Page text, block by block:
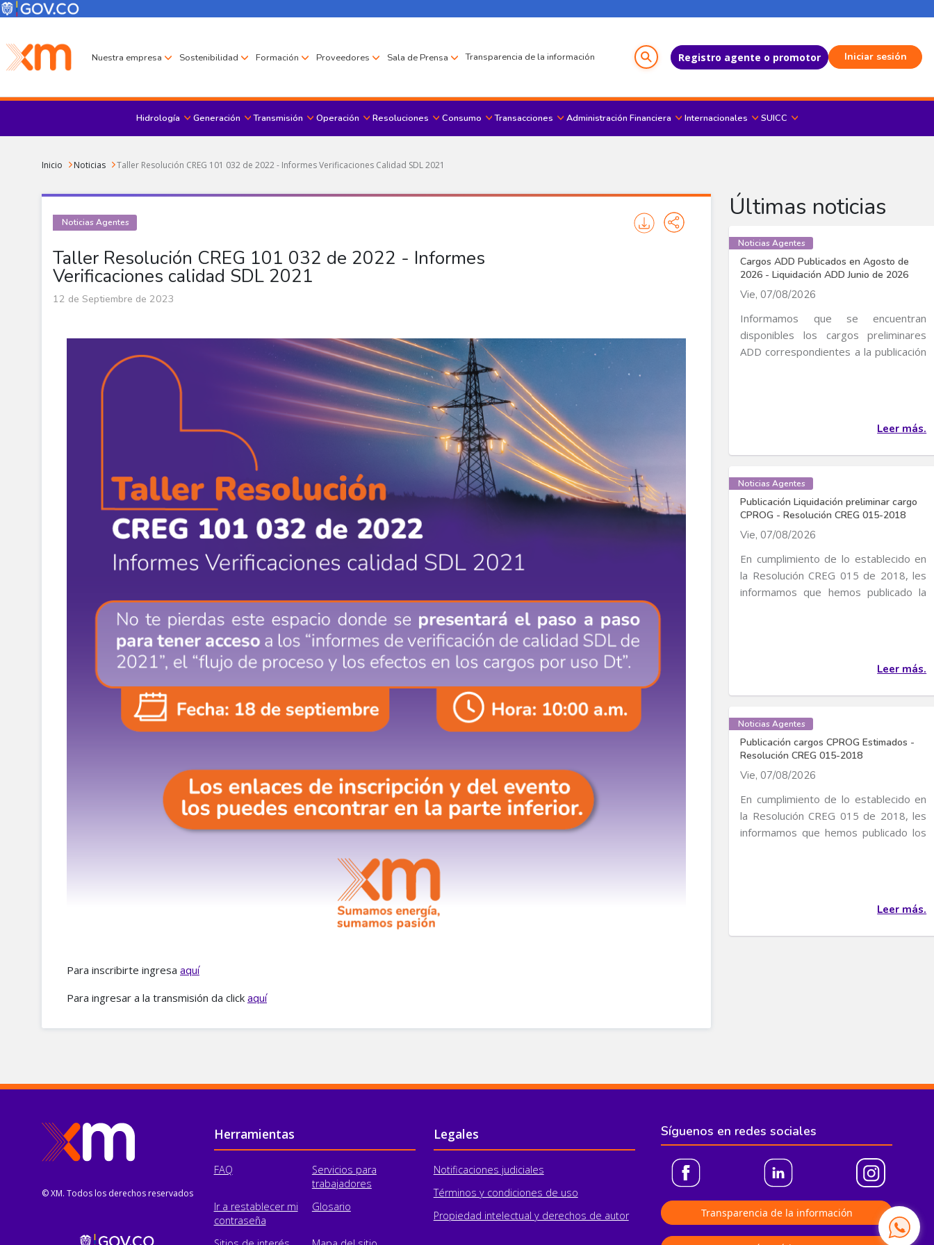
Pasar al contenido principal
Menú Corporativo
Menú de encabezado
Nuestra empresa Sostenibilidad Formación Proveedores Sala de Prensa Transparencia de la información Registro agente o promotor Iniciar sesión
Menu principal
Hidrología Generación Transmisión Operación Resoluciones Consumo Transacciones Administración Financiera Internacionales SUICC
Sobrescribir enlaces de ayuda a la navegación
Inicio Noticias Taller Resolución CREG 101 032 de 2022 - Informes Verificaciones Calidad SDL 2021
Taller Resolución CREG 101 032 de 2022 - Informes
Verificaciones calidad SDL 2021
Noticias Agentes
12 de Septiembre de 2023
Para inscribirte ingresa aquí
Para ingresar a la transmisión da click aquí
Últimas noticias
Noticias Agentes
Cargos ADD Publicados en Agosto de
2026 - Liquidación ADD Junio de 2026
Vie, 07/08/2026
Informamos que se encuentran
disponibles los cargos preliminares
ADD correspondientes a la publicación
Leer más.
Noticias Agentes
Publicación Liquidación preliminar cargo
CPROG - Resolución CREG 015-2018
Vie, 07/08/2026
En cumplimiento de lo establecido en
la Resolución CREG 015 de 2018, les
informamos que hemos publicado la
Leer más.
Noticias Agentes
Publicación cargos CPROG Estimados -
Resolución CREG 015-2018
Vie, 07/08/2026
En cumplimiento de lo establecido en
la Resolución CREG 015 de 2018, les
informamos que hemos publicado los
Leer más.
© XM. Todos los derechos reservados
Pie de página
Herramientas
FAQ
Servicios para
trabajadores
Ir a restablecer mi
contraseña
Glosario
Legales
Notificaciones judiciales
Términos y condiciones de uso
Propiedad intelectual y derechos de autor
Síguenos en redes sociales
Transparencia de la información